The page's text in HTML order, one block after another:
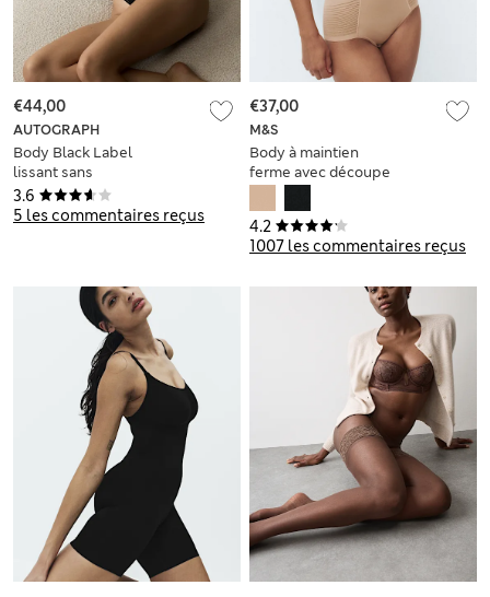
3.6
5 les commentaires reçus
AUTOGRAPH
Body Black Label
lissant sans
armature
€44,00
4.2
1007 les commentaires reçus
M&S
Body à maintien
ferme avec découpe
doté de la
technologie Body
Define™
€37,00